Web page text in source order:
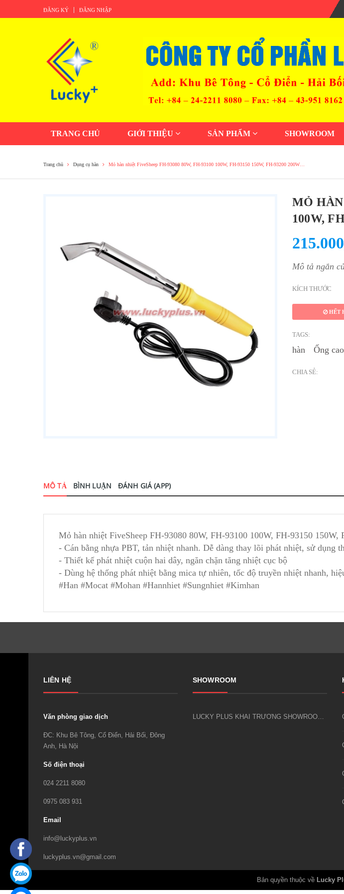
ĐĂNG KÝ ĐĂNG NHẬP
TRANG CHỦ GIỚI THIỆU SẢN PHẨM SHOWROOM
Trang chủ Dụng cụ hàn Mỏ hàn nhiệt FiveSheep FH-93080 80W, FH-93100 100W, FH-93150 150W, FH-93200 200W…
MỎ HÀN
100W,
Mô tả ngắn
KÍCH THƯỚC
HẾT
TAGS:
hàn
Ống
CHIA SẺ:
MÔ TẢ BÌNH LUẬN ĐÁNH GIÁ (APP)
Mỏ hàn nhiệt FiveSheep FH-93080 80W, FH-93100 100W, FH-93150
- Cán bằng nhựa PBT, tản nhiệt nhanh. Dễ dàng thay lõi phát nhiệt, sử dụng
- Thiết kế phát nhiệt cuộn hai dây, ngăn chặn tăng nhiệt cục bộ
- Dùng hệ thống phát nhiệt bằng mica tự nhiên, tốc độ truyền nhiệt nhanh,
#Han #Mocat #Mohan #Hannhiet #Sungnhiet #Kimhan
LIÊN HỆ
Văn phòng giao dịch
ĐC: Khu Bê Tông, Cổ Điển, Hải Bối, Đông
Anh, Hà Nội
Số điện thoại
024 2211 8080
0975 083 931
Email
info@luckyplus.vn
luckyplus.vn@gmail.com
SHOWROOM
Bản quyền thuộc về Lucky